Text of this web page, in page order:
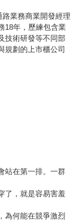
業務商業開發經理
18年，歷練包含業
技術研發等不同部
規劃的上市櫃公司
站在第一排。一群
了，就是容易害羞
為何能在競爭激烈